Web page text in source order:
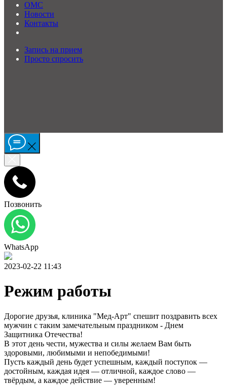
ОМС
Новости
Контакты
Запись на прием
Просто спросить
Позвонить
WhatsApp
2023-02-22 11:43
Режим работы
Дорогие друзья, клиника "Мед-Арт" спешит поздравить всех
мужчин с таким замечательным праздником - Днем
Защитника Отечества!
В этот день чести, мужества и силы желаем Вам быть
здоровыми, любимыми и непобедимыми!
Пусть каждый день будет успешным, каждый поступок —
достойным, каждая идея — отличной, каждое слово —
твёрдым, а каждое действие — уверенным!